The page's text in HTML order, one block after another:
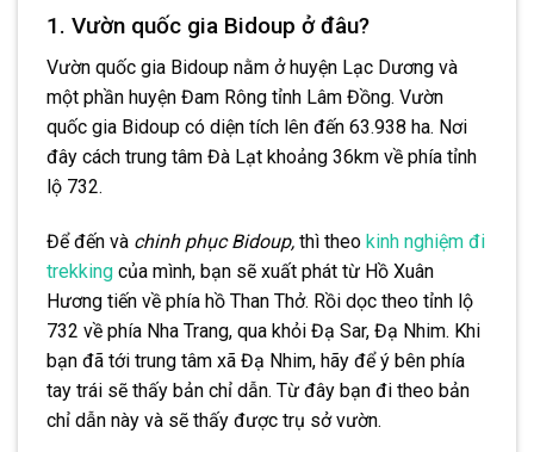
1. Vườn quốc gia Bidoup ở đâu?
Vườn quốc gia Bidoup nằm ở huyện Lạc Dương và
một phần huyện Đam Rông tỉnh Lâm Đồng. Vườn
quốc gia Bidoup có diện tích lên đến 63.938 ha. Nơi
đây cách trung tâm Đà Lạt khoảng 36km về phía tỉnh
lộ 732.
Để đến và chinh phục Bidoup, thì theo kinh nghiệm đi
trekking của mình, bạn sẽ xuất phát từ Hồ Xuân
Hương tiến về phía hồ Than Thở. Rồi dọc theo tỉnh lộ
732 về phía Nha Trang, qua khỏi Đạ Sar, Đạ Nhim. Khi
bạn đã tới trung tâm xã Đạ Nhim, hãy để ý bên phía
tay trái sẽ thấy bản chỉ dẫn. Từ đây bạn đi theo bản
chỉ dẫn này và sẽ thấy được trụ sở vườn.